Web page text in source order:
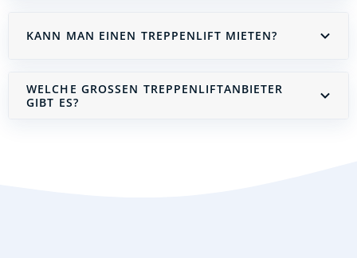
KANN MAN EINEN TREPPENLIFT MIETEN?
WELCHE GROSSEN TREPPENLIFTANBIETER G
IBT ES?